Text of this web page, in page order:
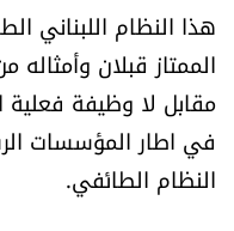
شروط الإشتراك
هذا النظام اللبناني
الممتاز قبلان
مقابل لا وظيفة
في اطار المؤسسات
النظام الطائفي.